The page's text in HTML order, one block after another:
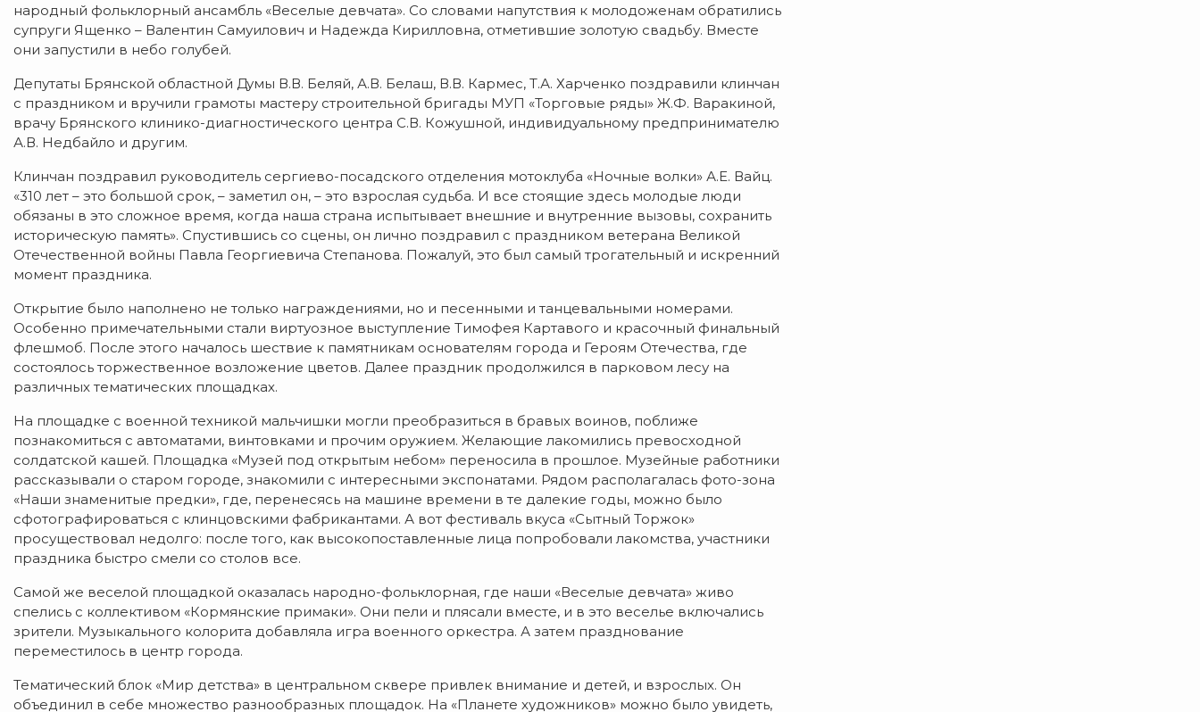
народный фольклорный ансамбль «Веселые девчата». Со словами напутствия к молодоженам обратились
супруги Ященко – Валентин Самуилович и Надежда Кирилловна, отметившие золотую свадьбу. Вместе
они запустили в небо голубей.
Депутаты Брянской областной Думы В.В. Беляй, А.В. Белаш, В.В. Кармес, Т.А. Харченко поздравили клинчан
с праздником и вручили грамоты мастеру строительной бригады МУП «Торговые ряды» Ж.Ф. Варакиной,
врачу Брянского клинико-диагностического центра С.В. Кожушной, индивидуальному предпринимателю
А.В. Недбайло и другим.
Клинчан поздравил руководитель сергиево-посадского отделения мотоклуба «Ночные волки» А.Е. Вайц.
«310 лет – это большой срок, – заметил он, – это взрослая судьба. И все стоящие здесь молодые люди
обязаны в это сложное время, когда наша страна испытывает внешние и внутренние вызовы, сохранить
историческую память». Спустившись со сцены, он лично поздравил с праздником ветерана Великой
Отечественной войны Павла Георгиевича Степанова. Пожалуй, это был самый трогательный и искренний
момент праздника.
Открытие было наполнено не только награждениями, но и песенными и танцевальными номерами.
Особенно примечательными стали виртуозное выступление Тимофея Картавого и красочный финальный
флешмоб. После этого началось шествие к памятникам основателям города и Героям Отечества, где
состоялось торжественное возложение цветов. Далее праздник продолжился в парковом лесу на
различных тематических площадках.
На площадке с военной техникой мальчишки могли преобразиться в бравых воинов, поближе
познакомиться с автоматами, винтовками и прочим оружием. Желающие лакомились превосходной
солдатской кашей. Площадка «Музей под открытым небом» переносила в прошлое. Музейные работники
рассказывали о старом городе, знакомили с интересными экспонатами. Рядом располагалась фото-зона
«Наши знаменитые предки», где, перенесясь на машине времени в те далекие годы, можно было
сфотографироваться с клинцовскими фабрикантами. А вот фестиваль вкуса «Сытный Торжок»
просуществовал недолго: после того, как высокопоставленные лица попробовали лакомства, участники
праздника быстро смели со столов все.
Самой же веселой площадкой оказалась народно-фольклорная, где наши «Веселые девчата» живо
спелись с коллективом «Кормянские примаки». Они пели и плясали вместе, и в это веселье включались
зрители. Музыкального колорита добавляла игра военного оркестра. А затем празднование
переместилось в центр города.
Тематический блок «Мир детства» в центральном сквере привлек внимание и детей, и взрослых. Он
объединил в себе множество разнообразных площадок. На «Планете художников» можно было увидеть,